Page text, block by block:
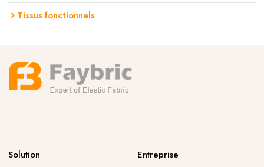
Tissus fonctionnels
Solution Entreprise